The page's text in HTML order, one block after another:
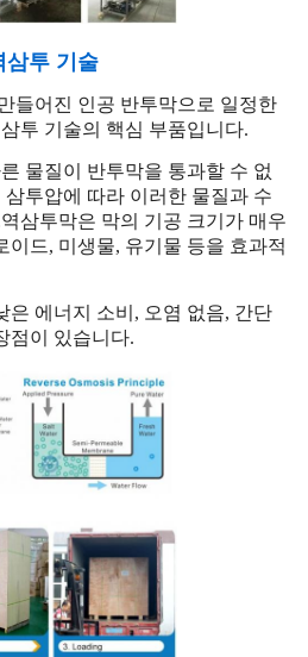
삼투 기술
들어진 인공 반투막으로 일정한
투 기술의 핵심 부품입니다.
물질이 반투막을 통과할 수 없
투압에 따라 이러한 물질과 수
삼투막은 막의 기공 크기가 매우
이드, 미생물, 유기물 등을 효과적
은 에너지 소비, 오염 없음, 간단
점이 있습니다.